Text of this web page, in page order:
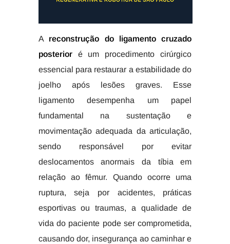
A reconstrução do ligamento cruzado
posterioré um procedimento cirúrgico
essencial para restaurar a estabilidade do
joelho após lesões graves. Esse
ligamento desempenha um papel
fundamental na sustentação e
movimentação adequada da articulação,
sendo responsável por evitar
deslocamentos anormais da tíbia em
relação ao fêmur. Quando ocorre uma
ruptura, seja por acidentes, práticas
esportivas ou traumas, a qualidade de
vida do paciente pode ser comprometida,
causando dor, insegurança ao caminhar e